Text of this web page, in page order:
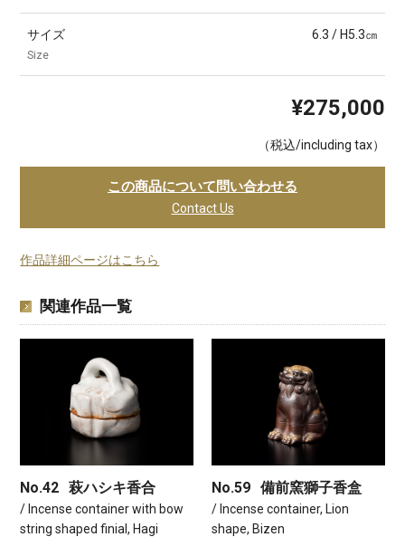
サイズ
Size
6.3 / H5.3㎝
¥275,000
（税込/including tax）
この商品について問い合わせる
Contact Us
作品詳細ページはこちら
関連作品一覧
No.42 萩ハシキ香合
/ Incense container with bow
string shaped finial, Hagi
No.59 備前窯獅子香盒
/ Incense container, Lion
shape, Bizen